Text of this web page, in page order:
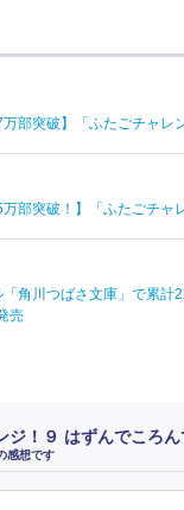
万部突破】「ふたごチャ
万部突破！】「ふたごチ
「角川つばさ文庫」で累
売
ジ！９ はずんでころ
感想です